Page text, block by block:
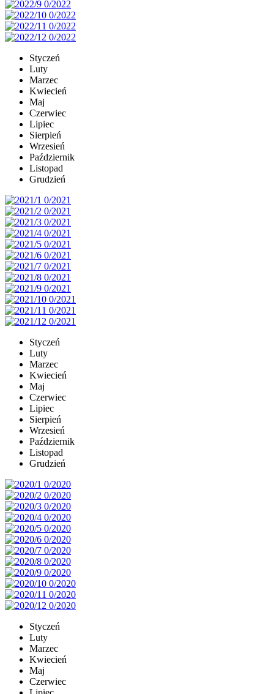
Styczeń
Luty
Marzec
Kwiecień
Maj
Czerwiec
Lipiec
Sierpień
Wrzesień
Październik
Listopad
Grudzień
Styczeń
Luty
Marzec
Kwiecień
Maj
Czerwiec
Lipiec
Sierpień
Wrzesień
Październik
Listopad
Grudzień
Styczeń
Luty
Marzec
Kwiecień
Maj
Czerwiec